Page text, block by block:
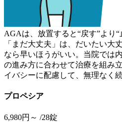
AGAは、放置すると“戻す”より“
「まだ大丈夫」は、だいたい大
なら早いほうがいい。当院では
の進み方に合わせて治療を組み
イバシーに配慮して、無理なく
プロペシア
6,980円～ /28錠